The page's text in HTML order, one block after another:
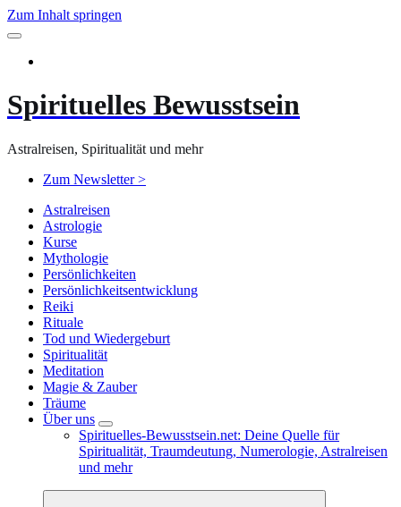
Zum Inhalt springen
Spirituelles Bewusstsein
Astralreisen, Spiritualität und mehr
Zum Newsletter >
Astralreisen
Astrologie
Kurse
Mythologie
Persönlichkeiten
Persönlichkeitsentwicklung
Reiki
Rituale
Tod und Wiedergeburt
Spiritualität
Meditation
Magie & Zauber
Träume
Über uns
Spirituelles-Bewusstsein.net: Deine Quelle für
Spiritualität, Traumdeutung, Numerologie, Astralreisen
und mehr